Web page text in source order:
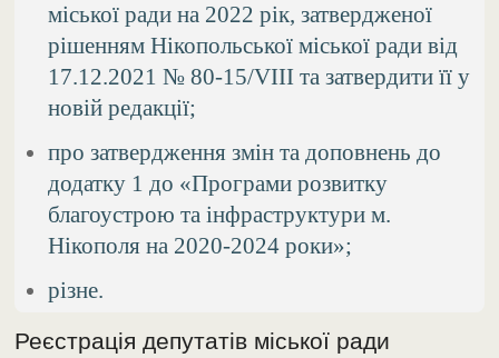
міської ради на 2022 рік, затвердженої
рішенням Нікопольської міської ради від
17.12.2021 № 80-15/VIII та затвердити її у
новій редакції;
про затвердження змін та доповнень до
додатку 1 до «Програми розвитку
благоустрою та інфраструктури м.
Нікополя на 2020-2024 роки»;
різне.
Реєстрація депутатів міської ради